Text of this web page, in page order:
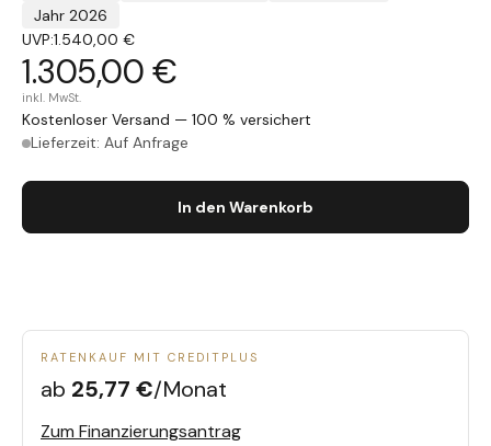
Jahr 2026
UVP:1.540,00 €
1.305,00 €
inkl. MwSt.
Kostenloser Versand — 100 % versichert
Lieferzeit: Auf Anfrage
In den Warenkorb
RATENKAUF MIT CREDITPLUS
ab 25,77 €/Monat
Zum Finanzierungsantrag